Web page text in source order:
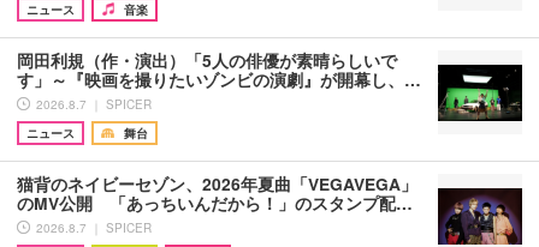
ニュース
音楽
岡田利規（作・演出）「5人の俳優が素晴らしいで
す」～『映画を撮りたいゾンビの演劇』が開幕し、…
2026.8.7 ｜ SPICER
ニュース
舞台
猫背のネイビーセゾン、2026年夏曲「VEGAVEGA」
のMV公開 「あっちいんだから！」のスタンプ配…
2026.8.7 ｜ SPICER